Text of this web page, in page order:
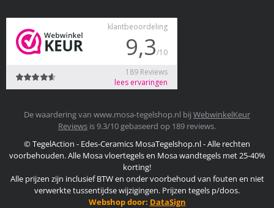
De waardering van www.mosa-tegelshop.nl bij WebwinkelKeur
Reviews is 9.3/10 gebaseerd op 189 reviews.
© TegelAction - Edes-Ceramics MosaTegelshop.nl - Alle rechten
voorbehouden. Alle Mosa vloertegels en Mosa wandtegels met 25-40%
korting!
Alle prijzen zijn inclusief BTW en onder voorbehoud van fouten en niet
verwerkte tussentijdse wijzigingen. Prijzen tegels p/doos.
Webshop door: DataSign